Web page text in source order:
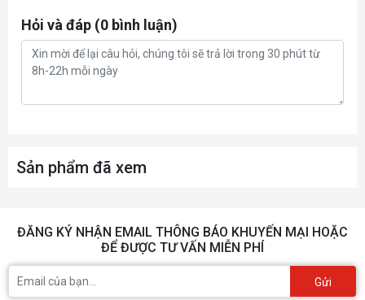
Hỏi và đáp (0 bình luận)
Sản phẩm đã xem
ĐĂNG KÝ NHẬN EMAIL THÔNG BÁO KHUYẾN MẠI HOẶC
ĐỂ ĐƯỢC TƯ VẤN MIỄN PHÍ
Gửi